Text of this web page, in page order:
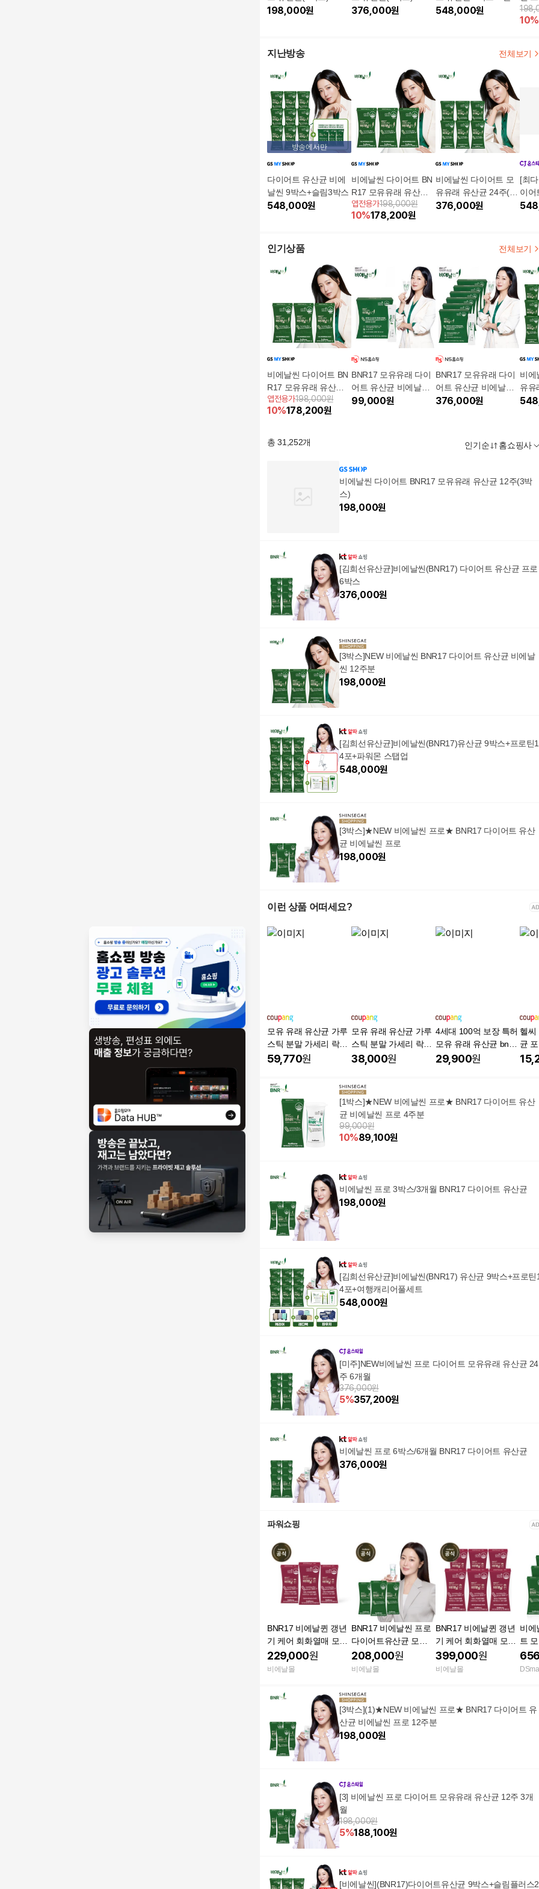
198,000원 376,000원
스 60포
548,000원
체지
유산
10%
지난방송 전체보기
방송에서만
다이어트 유산균 비에
날씬 9박스+슬림3박스
548,000원
비에날씬 다이어트 BN
R17 모유유래 유산균 1
2주(3박스)
앱전용가198,000원
10%178,200원
비에날씬 다이어트 모
유유래 유산균 24주(6
박스)
376,000원
[최
이어
인기상품 전체보기
비에날씬 다이어트 BN
R17 모유유래 유산균 1
2주(3박스)
앱전용가198,000원
10%178,200원
BNR17 모유유래 다이
어트 유산균 비에날씬
플러스 1박스/1개월분
99,000원
BNR17 모유유래 다이
어트 유산균 비에날씬
플러스 6박스/6개월분
376,000원
비에
유유
박스)
총31,252개 인기순 홈쇼핑사
비에날씬 다이어트 BNR17 모유유래 유산균 12주(3박
스)
198,000원
[김희선유산균]비에날씬(BNR17) 다이어트 유산균 프로
6박스
376,000원
[3박스]NEW 비에날씬 BNR17 다이어트 유산균 비에날
씬 12주분
198,000원
[김희선유산균]비에날씬(BNR17)유산균 9박스+프로틴1
4포+파워몬 스탭업
548,000원
[3박스]★NEW 비에날씬 프로★ BNR17 다이어트 유산
균 비에날씬 프로
198,000원
이런 상품 어떠세요?
모유 유래 유산균 가루
스틱 분말 가세리 락토
바실러스 가성비 프로
CCP [마스크팩 구성상
품], 6박스, 30회분
59,770원
모유 유래 유산균 가루
스틱 분말 가세리 락토
바실러스 가성비 프로
품], 3박스, 30회분
38,000원
4세대 100억 보장 특허
모유 유래 유산균 bnr
비엔나 비엔알 17 덴마
로 17 캡슐 식약청 인증
29,900원
헬씨
균
60g,
[1박스]★NEW 비에날씬 프로★ BNR17 다이어트 유산
균 비에날씬 프로 4주분
99,000원
10%89,100원
비에날씬 프로 3박스/3개월 BNR17 다이어트 유산균
198,000원
[김희선유산균]비에날씬(BNR17) 유산균 9박스+프로틴
4포+여행캐리어풀세트
548,000원
[미주]NEW비에날씬 프로 다이어트 모유유래 유산균 24
주 6개월
376,000원
5%357,200원
비에날씬 프로 6박스/6개월 BNR17 다이어트 유산균
376,000원
파워쇼핑
BNR17 비에날퀸 갱년
기 케어 회화열매 모유
유래유산균 60캡슐, 3
개
229,000원
비에날몰
BNR17 비에날씬 프로
다이어트유산균 모유
유래 체지방감소 3개월
캡슐
208,000원
비에날몰
BNR17 비에날퀸 갱년
기 케어 회화열매 모유
유래유산균 60캡슐, 6
개
399,000원
비에날몰
비에
트
산균
[3박스](1)★NEW 비에날씬 프로★ BNR17 다이어트 유
산균 비에날씬 프로 12주분
198,000원
[3] 비에날씬 프로 다이어트 모유유래 유산균 12주 3개
월
198,000원
5%188,100원
[비에날씬](BNR17)다이어트유산균 9박스+슬림플러스2